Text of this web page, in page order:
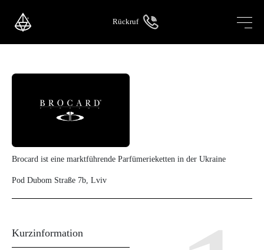
content
Rückruf
Brocard ist eine marktführende Parfümerieketten in der Ukraine
Pod Dubom Straße 7b, Lviv
Kurzinformation